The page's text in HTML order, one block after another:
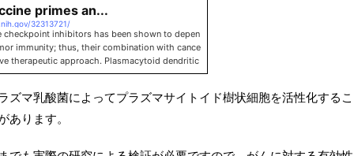
primes an...
32313721/
checkpoint inhibitors has been shown to depen
immunity; thus, their combination with cance
therapeutic approach. Plasmacytoid dendritic
of antitumor responses and represent pr
ズマ乳酸菌によってプラズマサイトイド樹状細胞を活性化するこ
あります。